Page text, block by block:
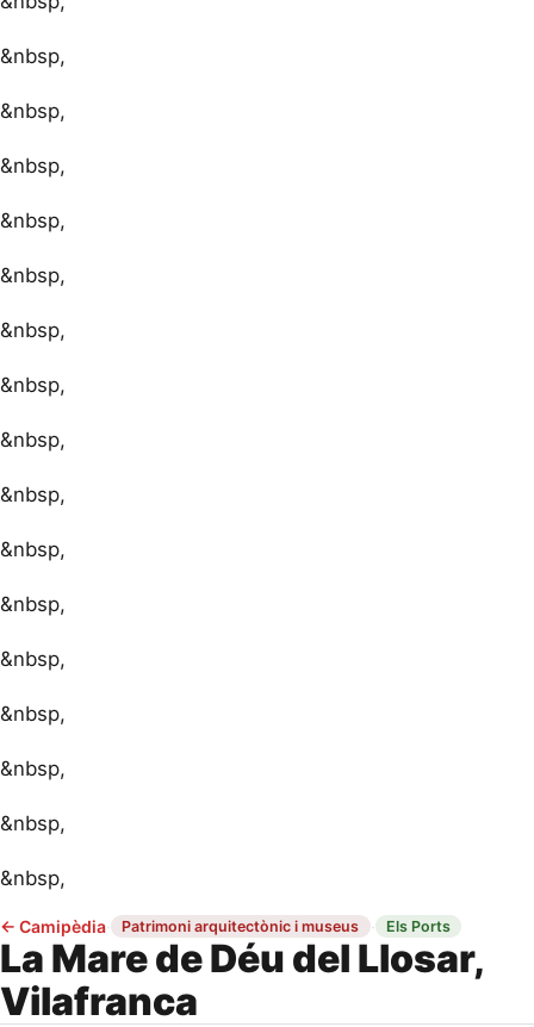
&nbsp,
&nbsp,
&nbsp,
&nbsp,
&nbsp,
&nbsp,
&nbsp,
&nbsp,
&nbsp,
&nbsp,
&nbsp,
&nbsp,
&nbsp,
&nbsp,
&nbsp,
&nbsp,
← Camipèdia· Patrimoni arquitectònic i museus · Els Ports
La Mare de Déu del Llosar,
Vilafranca